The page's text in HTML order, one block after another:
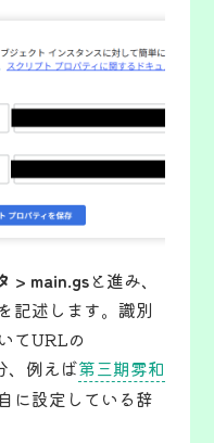
> main.gsと進み、
記述します。識別
てURLの
、例えば第三期雰和
に設定している辞